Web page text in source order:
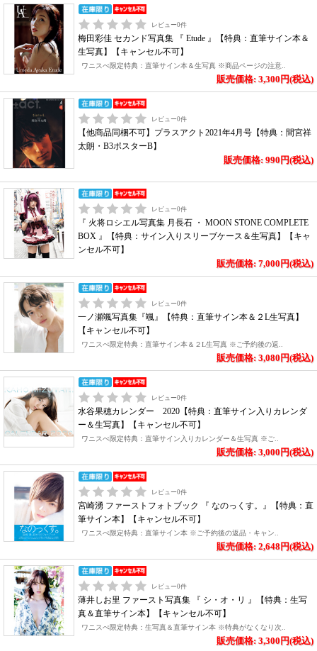
レビュー0件
梅田彩佳 セカンド写真集 『 Etude 』【特典：直筆サイン本＆
生写真】【キャンセル不可】
ワニスぺ限定特典：直筆サイン本＆生写真 ※商品ページの注意..
販売価格: 3,300円(税込)
レビュー0件
【他商品同梱不可】プラスアクト2021年4月号【特典：間宮祥
太朗・B3ポスターB】
販売価格: 990円(税込)
レビュー0件
『 火将ロシエル写真集 月長石 ・ MOON STONE COMPLETE
BOX 』【特典：サイン入りスリーブケース＆生写真】【キャ
ンセル不可】
販売価格: 7,000円(税込)
レビュー0件
一ノ瀬颯写真集『颯』【特典：直筆サイン本＆２L生写真】
【キャンセル不可】
ワニスぺ限定特典：直筆サイン本＆２L生写真 ※ご予約後の返..
販売価格: 3,080円(税込)
レビュー0件
水谷果穂カレンダー 2020【特典：直筆サイン入りカレンダ
ー＆生写真】【キャンセル不可】
ワニスぺ限定特典：直筆サイン入りカレンダー＆生写真 ※ご..
販売価格: 3,000円(税込)
レビュー0件
宮崎湧 ファーストフォトブック 『 なのっくす。』【特典：直
筆サイン本】【キャンセル不可】
ワニスぺ限定特典：直筆サイン本 ※ご予約後の返品・キャン..
販売価格: 2,648円(税込)
レビュー0件
薄井しお里 ファースト写真集 『 シ・オ・リ 』【特典：生写
真＆直筆サイン本】【キャンセル不可】
ワニスぺ限定特典：生写真＆直筆サイン本 ※特典がなくなり次..
販売価格: 3,300円(税込)